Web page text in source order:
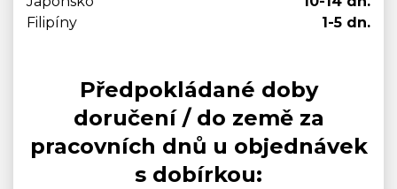
Filipíny
1-5 dn.
Předpokládané doby
doručení / do země za
pracovních dnů u objednávek
s dobírkou: